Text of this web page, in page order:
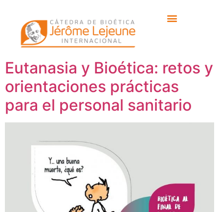
Etiqueta: Vicente
Bellver
Eutanasia y Bioética: retos y
orientaciones prácticas
para el personal sanitario